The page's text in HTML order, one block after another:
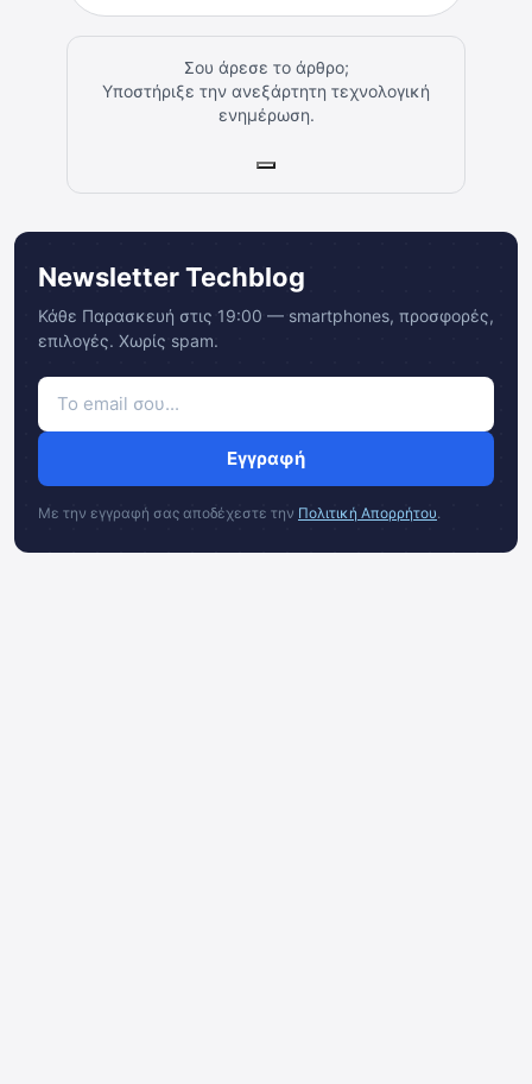
Σου άρεσε το άρθρο;
Υποστήριξε την ανεξάρτητη τεχνολογική
ενημέρωση.
Newsletter Techblog
Κάθε Παρασκευή στις 19:00 — smartphones, προσφορές,
επιλογές. Χωρίς spam.
Εγγραφή
Με την εγγραφή σας αποδέχεστε την Πολιτική Απορρήτου.